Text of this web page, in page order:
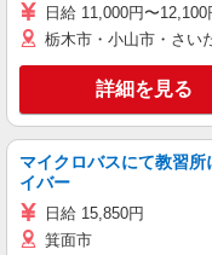
日給 11,000円〜12,100
栃木市・小山市・さい
詳細を見る
マイクロバスにて教習
イバー
日給 15,850円
箕面市